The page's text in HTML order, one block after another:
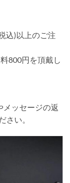
込)以上のご注
800円を頂戴し
ッセージの返
さい。